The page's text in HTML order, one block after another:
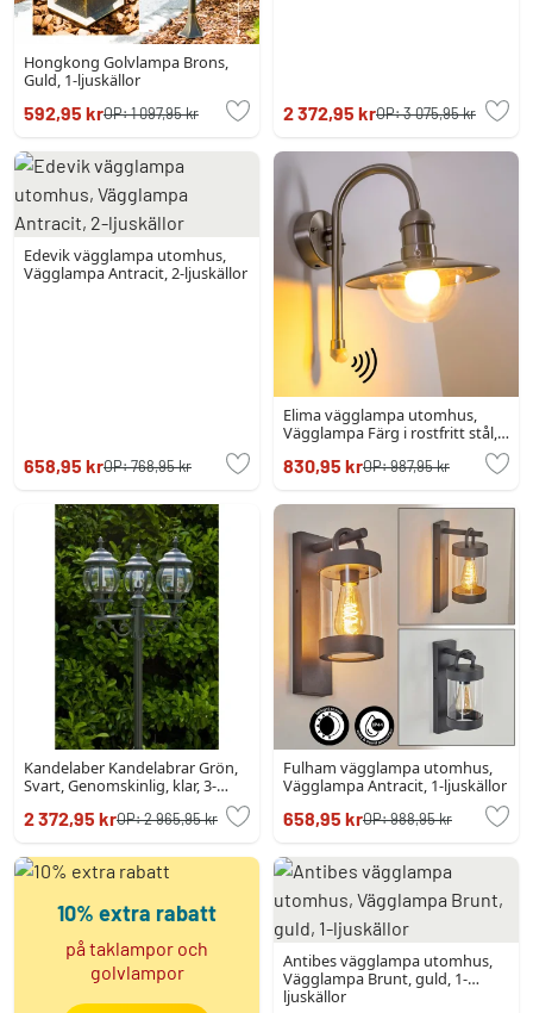
Hongkong Golvlampa Brons,
Guld, 1-ljuskällor
592,95 krOP:1 097,95 kr 2 372,95 krOP:3 075,95 kr
Edevik vägglampa utomhus,
Vägglampa Antracit, 2-ljuskällor
658,95 krOP:768,95 kr
Elima vägglampa utomhus,
Vägglampa Färg i rostfritt stål,
830,95 krOP:987,95 kr
Kandelaber Kandelabrar Grön,
Svart, Genomskinlig, klar, 3-
2 372,95 krOP:2 965,95 kr
Fulham vägglampa utomhus,
Vägglampa Antracit, 1-ljuskällor
658,95 krOP:988,95 kr
10% extra rabatt
på taklampor och
golvlampor
Antibes vägglampa utomhus,
Vägglampa Brunt, guld, 1-
ljuskällor